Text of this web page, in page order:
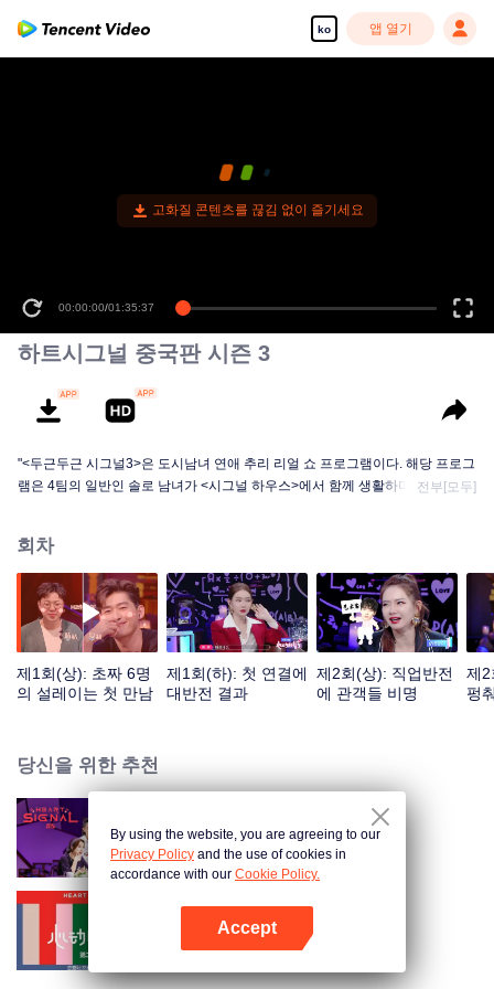
ko 앱 열기
고화질 콘텐츠를 끊김 없이 즐기세요
00:00:00/01:35:37
하트시그널 중국판 시즌 3
"<두근두근 시그널3>은 도시남녀 연애 추리 리얼 쇼 프로그램이다. 해당 프로그
램은 4팀의 일반인 솔로 남녀가 <시그널 하우스>에서 함께 생활하며 보여주는
정교류 및 시그널을 관찰, 해독하는 것은 물론 서로에 대한 마음을 예측한다.
전부[모두]
회차
제1회(상): 초짜 6명
의 설레이는 첫 만남
제1회(하): 첫 연결에
대반전 결과
제2회(상): 직업반전
에 관객들 비명
제2
펑
당신을 위한 추천
Heart Signal S5
하트시그널 중국판 시즌2
By using the website, you are agreeing to our
Privacy Policy and the use of cookies in
accordance with our Cookie Policy.
Accept